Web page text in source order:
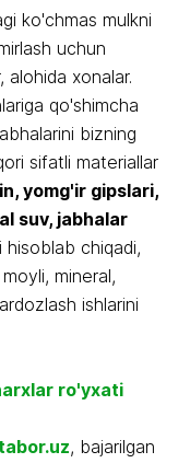
ko'chmas mulkni
uchun
alohida xonalar.
qo'shimcha
bizning
sifatli materiallar
yomg'ir gipslari,
suv, jabhalar
hisoblab chiqadi,
mineral,
ishlarini
ro'yxati
, bajarilgan